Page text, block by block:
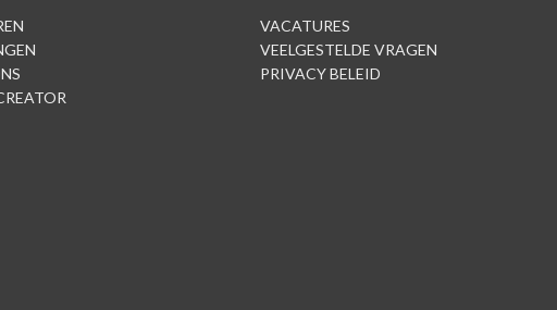
VACATURES
VEELGESTELDE VRAGEN
PRIVACY BELEID